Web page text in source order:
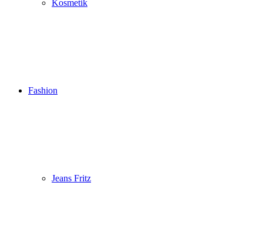
Kosmetik
Fashion
Jeans Fritz